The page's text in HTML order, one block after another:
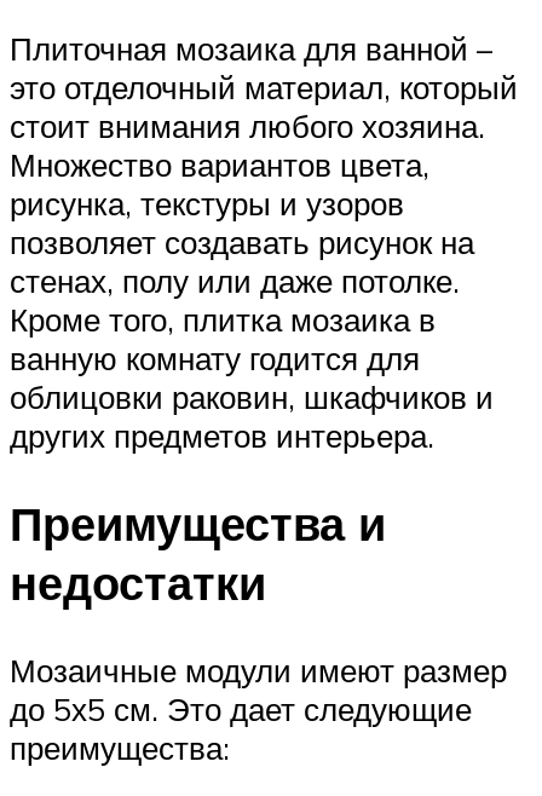
Плиточная мозаика для ванной –
это отделочный материал, который
стоит внимания любого хозяина.
Множество вариантов цвета,
рисунка, текстуры и узоров
позволяет создавать рисунок на
стенах, полу или даже потолке.
Кроме того, плитка мозаика в
ванную комнату годится для
облицовки раковин, шкафчиков и
других предметов интерьера.
Преимущества и
недостатки
Мозаичные модули имеют размер
до 5х5 см. Это дает следующие
преимущества: